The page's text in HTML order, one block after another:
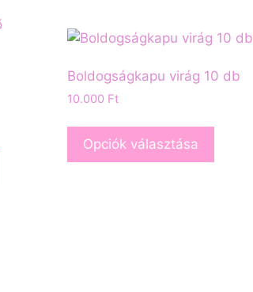
Boldogságkapu virág 10 db
10.000 Ft
Opciók választása